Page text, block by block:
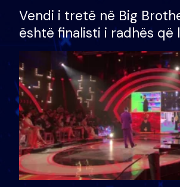
Vendi i tretë në Big
është finalisti i radhës që